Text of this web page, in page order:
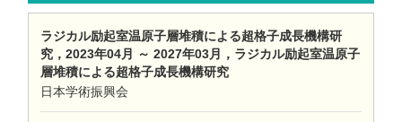
ラジカル励起室温原子層堆積による超格子成長機構研
究，2023年04月 ～ 2027年03月，ラジカル励起室温原子
層堆積による超格子成長機構研究
日本学術振興会